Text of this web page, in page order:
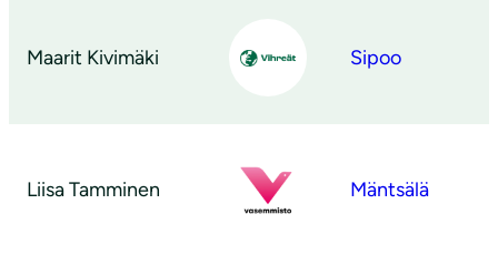
Maarit Kivimäki Sipoo
Liisa Tamminen Mäntsälä